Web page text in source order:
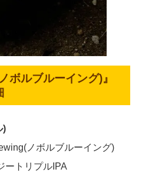
ボルブルーイング)』
)
ノボルブルーイング)
ートリプルIPA